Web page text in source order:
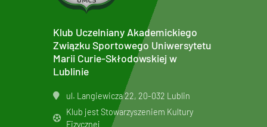
Klub Uczelniany Akademickiego
Związku Sportowego Uniwersytetu
Marii Curie-Skłodowskiej w
Lublinie
ul. Langiewicza 22, 20-032 Lublin
Klub jest Stowarzyszeniem Kultury
Fizycznej